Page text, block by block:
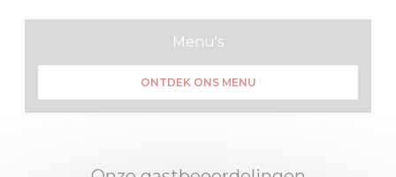
Menu's
ONTDEK ONS MENU